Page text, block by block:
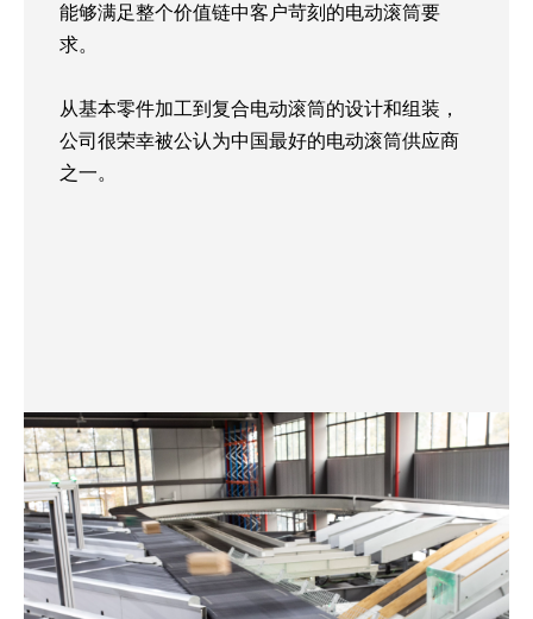
能够满足整个价值链中客户苛刻的电动滚筒要
求。
从基本零件加工到复合电动滚筒的设计和组装，
公司很荣幸被公认为中国最好的电动滚筒供应商
之一。